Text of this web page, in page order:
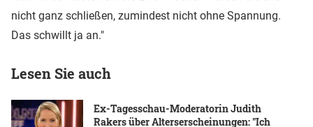
nicht ganz schließen, zumindest nicht ohne Spannung.
Das schwillt ja an."
Lesen Sie auch
Ex-Tagesschau-Moderatorin Judith
Rakers über Alterserscheinungen: "Ich